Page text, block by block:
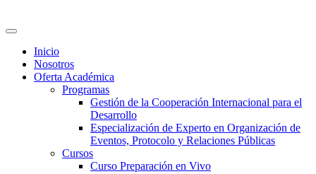
Inicio
Nosotros
Oferta Académica
Programas
Gestión de la Cooperación Internacional para el
Desarrollo
Especialización de Experto en Organización de
Eventos, Protocolo y Relaciones Públicas
Cursos
Curso Preparación en Vivo